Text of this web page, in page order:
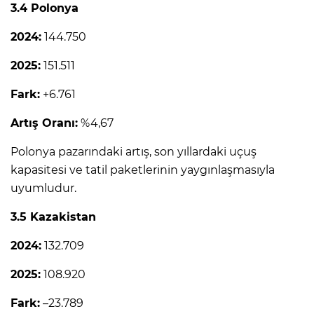
3.4 Polonya
2024: 144.750
2025: 151.511
Fark: +6.761
Artış Oranı: %4,67
Polonya pazarındaki artış, son yıllardaki uçuş
kapasitesi ve tatil paketlerinin yaygınlaşmasıyla
uyumludur.
3.5 Kazakistan
2024: 132.709
2025: 108.920
Fark: –23.789